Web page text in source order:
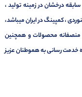
فروشگاه اینترنتی پربازدید با 15 سال سابقه درخشان در زمینه تولید ،
، کمپینگ در ایران میباشد،
محصولات و همچنین
خدمت رسانی به هموطنان عزیز